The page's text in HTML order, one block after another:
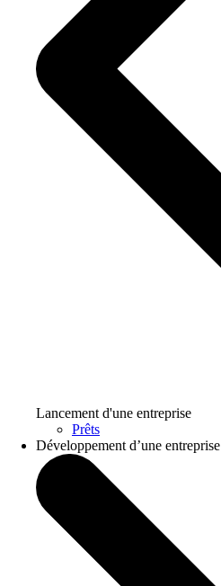
Lancement d'une entreprise
Prêts
Développement d’une entreprise